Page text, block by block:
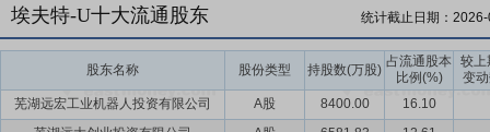
埃夫特-U十大流通股东 统计截止日期：
股东名称 股份类型 持股数(万股)
占流通股本
比例(%)
较上
变
芜湖远宏工业机器人投资有限公司
A股 8400.00
16.10